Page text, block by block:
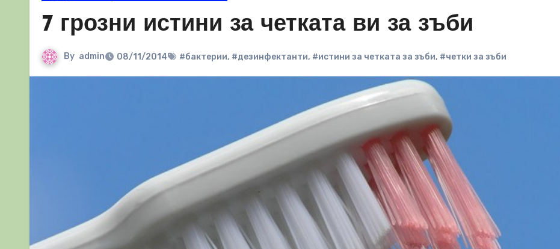
7 грозни истини за четката ви за зъби
By admin 08/11/2014 #бактерии, #дезинфектанти, #истини за четката за зъби, #четки за зъби